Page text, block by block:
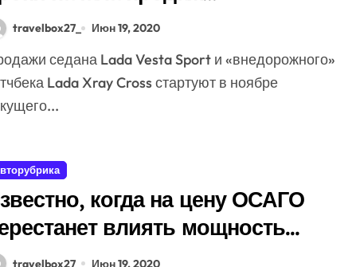
Vesta и кросс-
версии Xray
travelbox27_ Июн 19, 2020
Lada Xray Cross стартуют в ноябре
когда на цену ОСАГО
влиять мощность
автомобиля
travelbox27_ Июн 19, 2020